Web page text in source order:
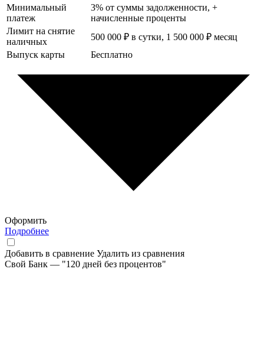
Минимальный
платеж
3% от суммы задолженности, +
начисленные проценты
Лимит на снятие
наличных
500 000 ₽ в сутки, 1 500 000 ₽ месяц
Выпуск карты
Бесплатно
Оформить
Подробнее
Добавить в сравнение Удалить из сравнения
Свой Банк — "120 дней без процентов"